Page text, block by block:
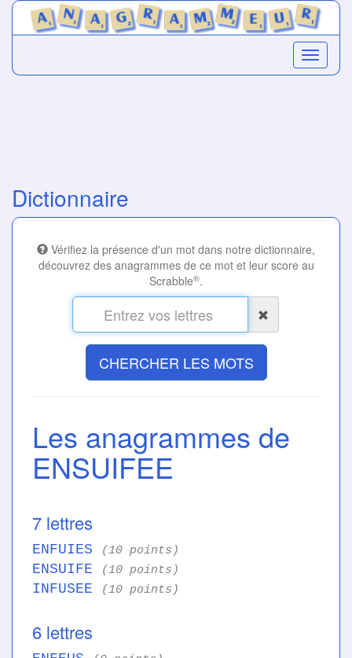
Dictionnaire
Vérifiez la présence d'un mot dans notre dictionnaire,
découvrez des anagrammes de ce mot et leur score au
Scrabble®.
CHERCHER LES MOTS
Les anagrammes de
ENSUIFEE
7 lettres
ENFUIES (10 points)
ENSUIFE (10 points)
INFUSEE (10 points)
6 lettres